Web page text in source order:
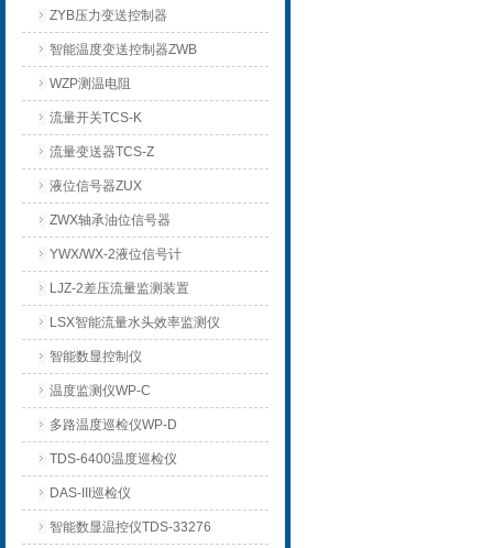
ZYB压力变送控制器
智能温度变送控制器ZWB
WZP测温电阻
流量开关TCS-K
流量变送器TCS-Z
液位信号器ZUX
ZWX轴承油位信号器
YWX/WX-2液位信号计
LJZ-2差压流量监测装置
LSX智能流量水头效率监测仪
智能数显控制仪
温度监测仪WP-C
多路温度巡检仪WP-D
TDS-6400温度巡检仪
DAS-III巡检仪
智能数显温控仪TDS-33276